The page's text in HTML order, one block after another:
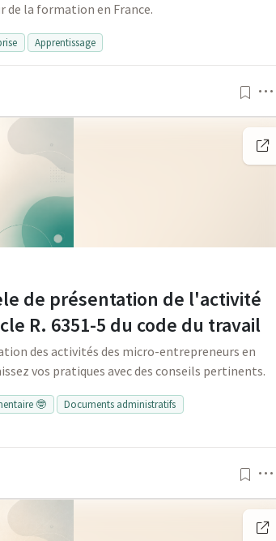
la formation en France.
Apprentissage
de présentation de l'activité
R. 6351-5 du code du travail
des activités des micro-entrepreneurs en
vos pratiques avec des conseils pertinents.
🤓
Documents administratifs